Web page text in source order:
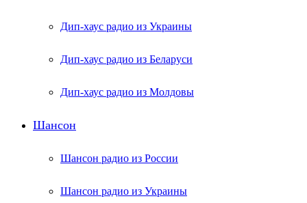
Дип-хаус радио из Украины
Дип-хаус радио из Беларуси
Дип-хаус радио из Молдовы
Шансон
Шансон радио из России
Шансон радио из Украины